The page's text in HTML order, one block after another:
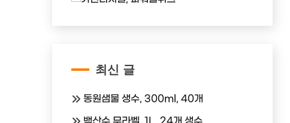
최신 글
동원샘물 생수, 300ml, 40개